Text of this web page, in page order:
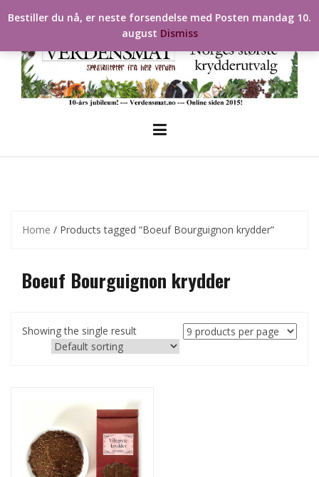
to
Home / Products tagged “Boeuf Bourguignon krydder”
Boeuf Bourguignon krydder
Showing the single result
Bestiller du nå, er neste forsendelse med Posten mandag 10.
august Dismiss